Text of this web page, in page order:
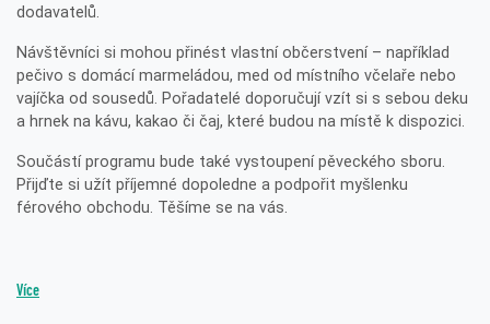
dodavatelů.
Návštěvníci si mohou přinést vlastní občerstvení – například
pečivo s domácí marmeládou, med od místního včelaře nebo
vajíčka od sousedů. Pořadatelé doporučují vzít si s sebou deku
a hrnek na kávu, kakao či čaj, které budou na místě k dispozici.
Součástí programu bude také vystoupení pěveckého sboru.
Přijďte si užít příjemné dopoledne a podpořit myšlenku
férového obchodu. Těšíme se na vás.
Více